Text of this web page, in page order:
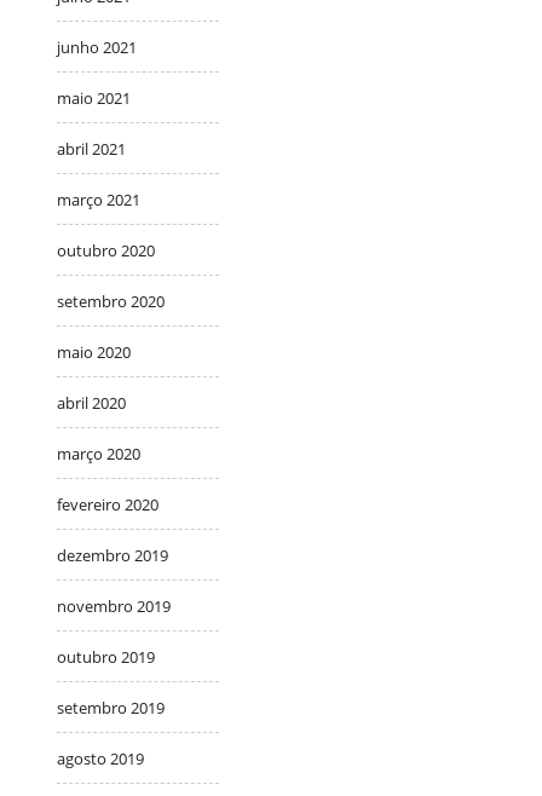
junho 2021
maio 2021
abril 2021
março 2021
outubro 2020
setembro 2020
maio 2020
abril 2020
março 2020
fevereiro 2020
dezembro 2019
novembro 2019
outubro 2019
setembro 2019
agosto 2019